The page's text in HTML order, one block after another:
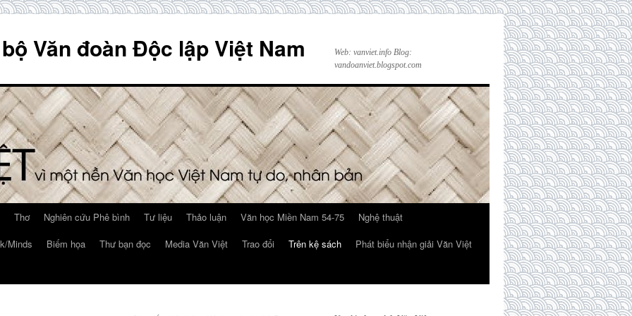
Văn đoàn Độc lập Việt Nam
Web: vanviet.info Blog:
vandoanviet.blogspot.com
Thơ Nghiên cứu Phê bình Tư liệu Thảo luận Văn học Miền Nam 54-75
Nghệ thuật
Minds Biếm họa Thư bạn đọc Media Văn Việt Trao đổi Trên kệ sách
Phát biểu nhận giải Văn Việt